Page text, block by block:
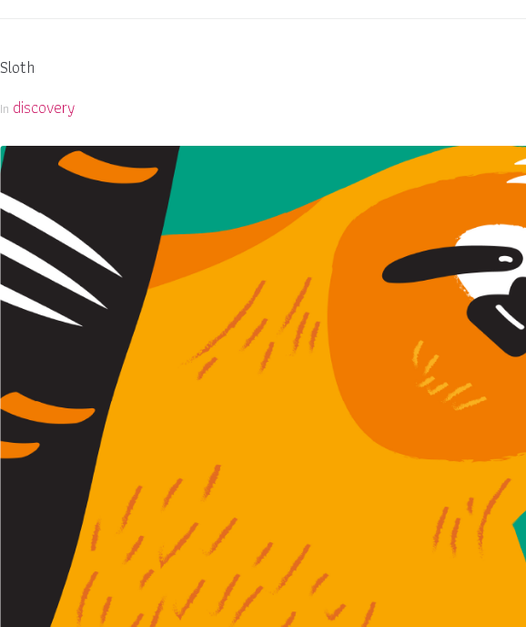
Sloth
In discovery